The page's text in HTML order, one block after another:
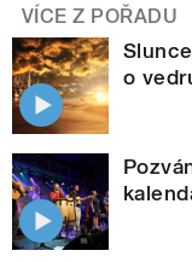
VÍCE Z POŘADU
o